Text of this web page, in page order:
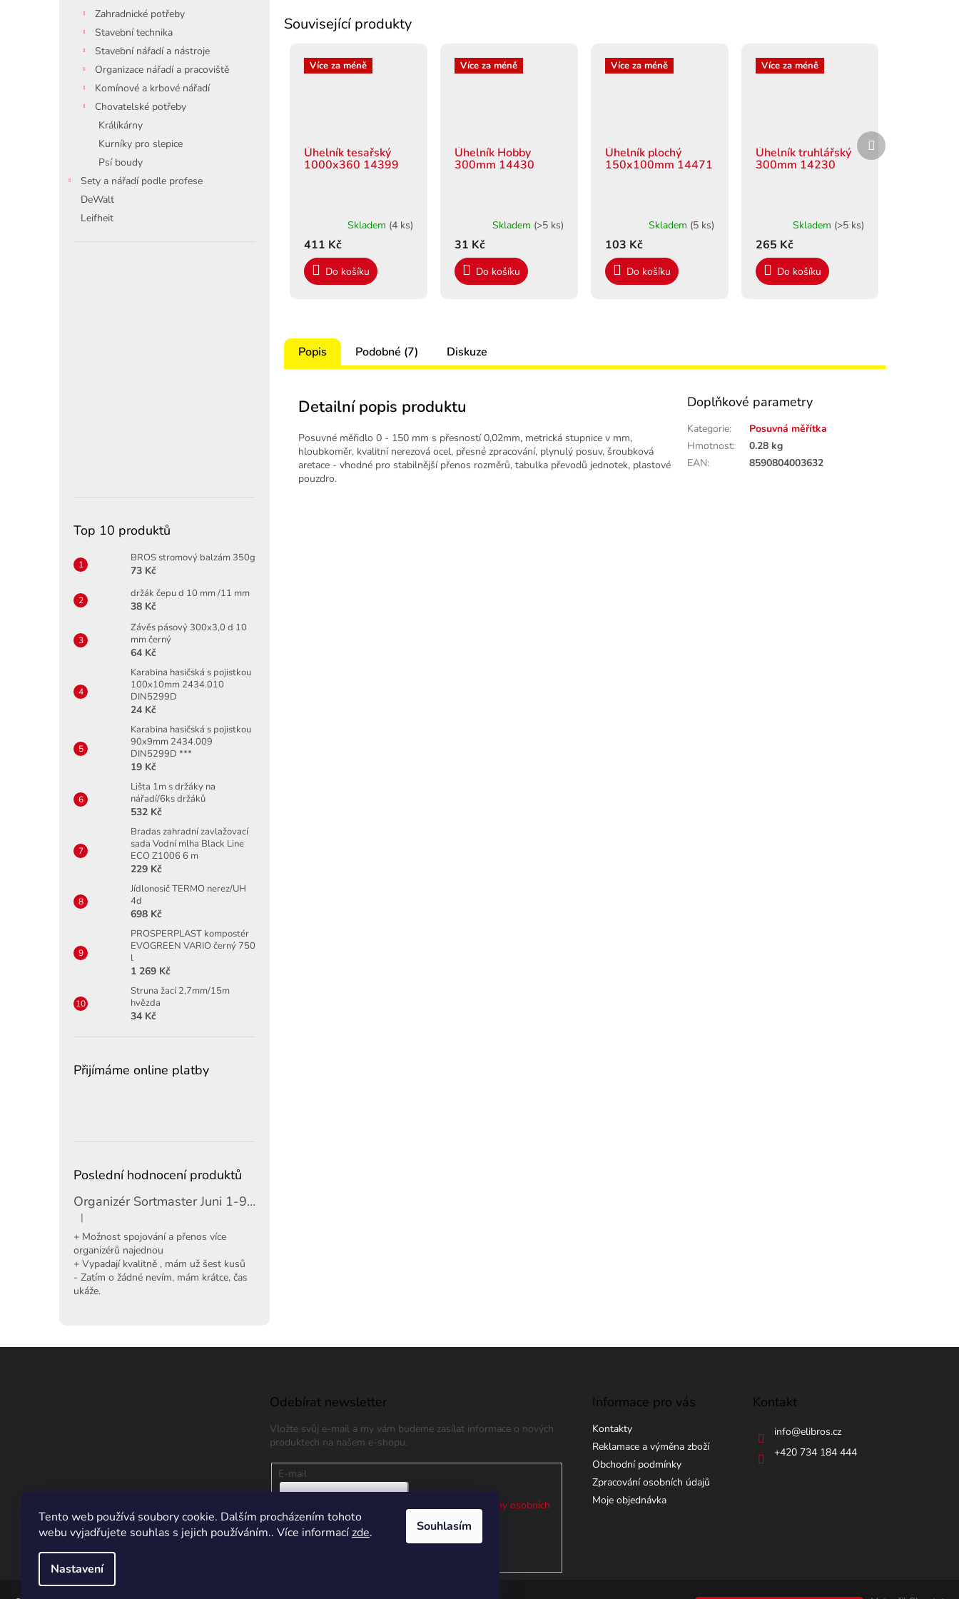
Tento web používá soubory cookie. Dalším procházením tohoto
webu vyjadřujete souhlas s jejich používáním.. Více informacízde.
Nastavení
Souhlasím
Zahradnické potřeby
Stavební technika
Stavební nářadí a nástroje
Organizace nářadí a pracoviště
Komínové a krbové nářadí
Chovatelské potřeby
Králíkárny
Kurníky pro slepice
Psí boudy
Sety a nářadí podle profese
DeWalt
Leifheit
Top 10 produktů
BROS stromový balzám 350g
73 Kč
držák čepu d 10 mm /11 mm
38 Kč
Závěs pásový 300x3,0 d 10
mm černý
64 Kč
Karabina hasičská s pojistkou
100x10mm 2434.010
DIN5299D
24 Kč
Karabina hasičská s pojistkou
90x9mm 2434.009
DIN5299D ***
19 Kč
Lišta 1m s držáky na
nářadí/6ks držáků
532 Kč
Bradas zahradní zavlažovací
sada Vodní mlha Black Line
ECO Z1006 6 m
229 Kč
Jídlonosič TERMO nerez/UH
4d
698 Kč
PROSPERPLAST kompostér
EVOGREEN VARIO černý 750
l
1 269 Kč
Struna žací 2,7mm/15m
hvězda
34 Kč
Přijímáme online platby
Poslední hodnocení produktů
Organizér Sortmaster Juni 1-97-483
Hodnocení produktu je 5 z 5 hvězdiček.
|
+ Možnost spojování a přenos více
organizérů najednou
+ Vypadají kvalitně , mám už šest kusů
- Zatím o žádné nevím, mám krátce, čas
ukáže.
Související produkty
Více za méně
Úhelník tesařský
1000x360 14399
Skladem (4 ks)
411 Kč
Do košíku
Více za méně
Úhelník Hobby
300mm 14430
Skladem (>5 ks)
31 Kč
Do košíku
Více za méně
Úhelník plochý
150x100mm 14471
Skladem (5 ks)
103 Kč
Do košíku
Více za méně
Úhelník truhlářský
300mm 14230
Skladem (>5 ks)
265 Kč
Do košíku
Další
produkt
Popis Podobné (7) Diskuze
Detailní popis produktu
Posuvné měřidlo 0 - 150 mm s přesností 0,02mm, metrická stupnice v mm,
hloubkoměr, kvalitní nerezová ocel, přesné zpracování, plynulý posuv, šroubková
aretace - vhodné pro stabilnější přenos rozměrů, tabulka převodů jednotek, plastové
pouzdro.
Doplňkové parametry
Kategorie:
Posuvná měřítka
Hmotnost:
0.28 kg
EAN: 8590804003632
Z
Odebírat newsletter
Vložte svůj e-mail a my vám budeme zasílat informace o nových
produktech na našem e-shopu.
E-mail
podmínkami ochrany osobních
údajů
Informace pro vás
Kontakty
Reklamace a výměna zboží
Obchodní podmínky
Zpracování osobních údajů
Moje objednávka
Kontakt
info@elibros.cz
+420 734 184 444